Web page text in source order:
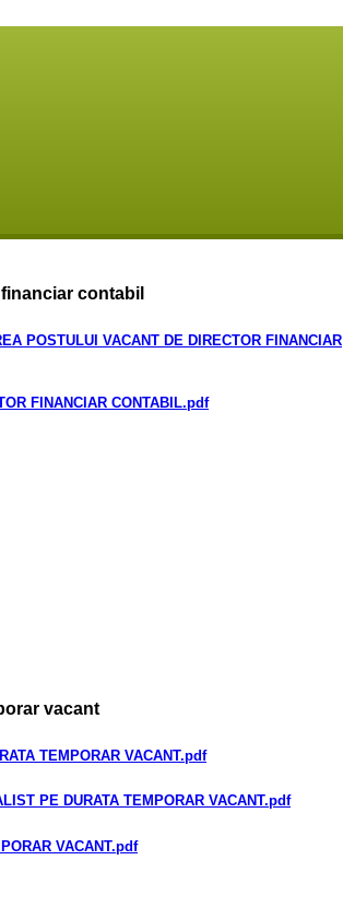
contabil
POSTULUI VACANT DE DIRECTOR FINANCIAR
FINANCIAR CONTABIL.pdf
vacant
TEMPORAR VACANT.pdf
PE DURATA TEMPORAR VACANT.pdf
VACANT.pdf